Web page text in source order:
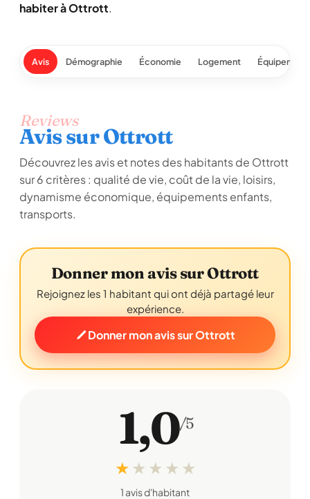
habiter à Ottrott.
Avis Démographie Économie Logement
Reviews
Avis sur Ottrott
Découvrez les avis et notes des habitants de Ottrott
sur 6 critères : qualité de vie, coût de la vie, loisirs,
dynamisme économique, équipements enfants,
transports.
Donner mon avis sur Ottrott
Rejoignez les 1 habitant qui ont déjà partagé leur
expérience.
Donner mon avis sur Ottrott
1,0/5
★ ★ ★ ★ ★
1 avis d'habitant